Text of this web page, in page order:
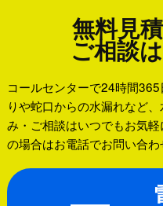
無料見
ご相談
コールセンターで24時間
りや蛇口からの水漏れなど
み・ご相談はいつでもお気
の場合はお電話でお問い合わ